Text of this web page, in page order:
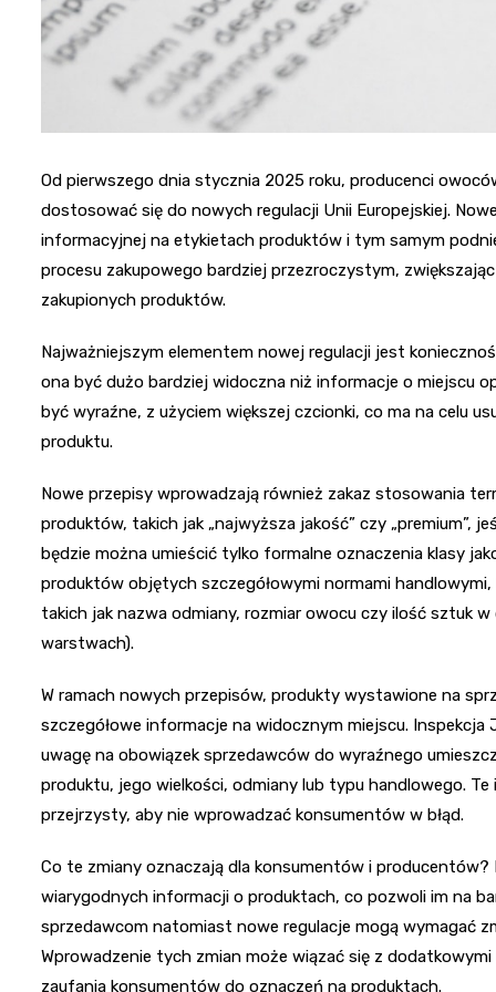
Od pierwszego dnia stycznia 2025 roku, producenci
dostosować się do nowych regulacji Unii Europejskiej.
informacyjnej na etykietach produktów i tym samym
procesu zakupowego bardziej przezroczystym,
zakupionych produktów.
Najważniejszym elementem nowej regulacji jest
ona być dużo bardziej widoczna niż informacje o miejscu
być wyraźne, z użyciem większej czcionki, co ma na celu
produktu.
Nowe przepisy wprowadzają również zakaz stosowania
produktów, takich jak „najwyższa jakość” czy „premium”,
będzie można umieścić tylko formalne oznaczenia klasy
produktów objętych szczegółowymi normami
takich jak nazwa odmiany, rozmiar owocu czy ilość sztuk
warstwach).
W ramach nowych przepisów, produkty wystawione na
szczegółowe informacje na widocznym miejscu.
uwagę na obowiązek sprzedawców do wyraźnego
produktu, jego wielkości, odmiany lub typu handlowego.
przejrzysty, aby nie wprowadzać konsumentów w błąd.
Co te zmiany oznaczają dla konsumentów i
wiarygodnych informacji o produktach, co pozwoli im na
sprzedawcom natomiast nowe regulacje mogą wymagać
Wprowadzenie tych zmian może wiązać się z
zaufania konsumentów do oznaczeń na produktach.